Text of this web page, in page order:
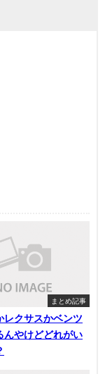
まとめ記事
レクサスかベンツ
んやけどどれがい